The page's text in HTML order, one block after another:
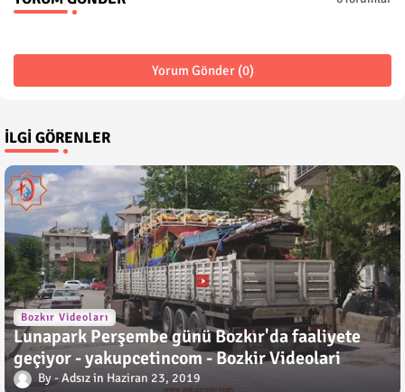
Yorum Gönder (0)
İLGI GÖRENLER
Bozkır Videoları
Lunapark Perşembe günü Bozkır'da faaliyete
geçiyor - yakupcetincom - Bozkir Videolari
Adsız Haziran 23, 2019